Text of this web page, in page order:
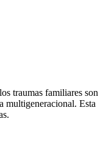
traumas familiares son
multigeneracional. Esta